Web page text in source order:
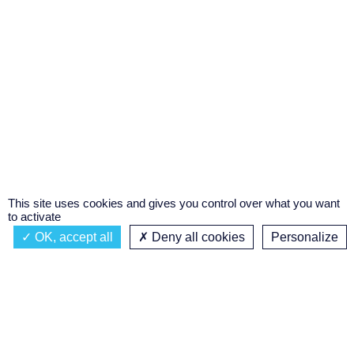
Émission à l'antenne
Actualités À propos
This site uses cookies and gives you control over what you want
to activate
OK, accept all
Deny all cookies
Personalize